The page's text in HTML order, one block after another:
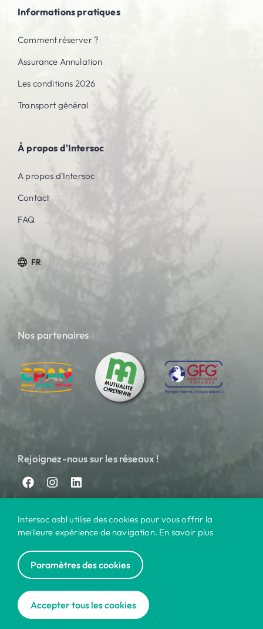
Informations pratiques
Comment réserver ?
Assurance Annulation
Les conditions 2026
Transport général
À propos d'Intersoc
A propos d'Intersoc
Contact
FAQ
FR
Nos partenaires
Rejoignez-nous sur les réseaux !
© 2024 Intersoc
Cookies | Disclaimer
Intersoc asbl utilise des cookies pour vous offrir la
meilleure expérience de navigation. En savoir plus
Paramètres des cookies
Accepter tous les cookies